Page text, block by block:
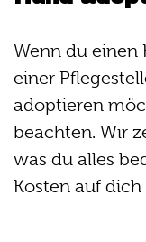
Wenn du einen
einer
adoptieren
beachten. Wir
was du alles
Kosten auf